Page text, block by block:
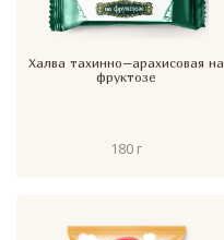
Халва тахинно–арахисовая на
фруктозе
180 г